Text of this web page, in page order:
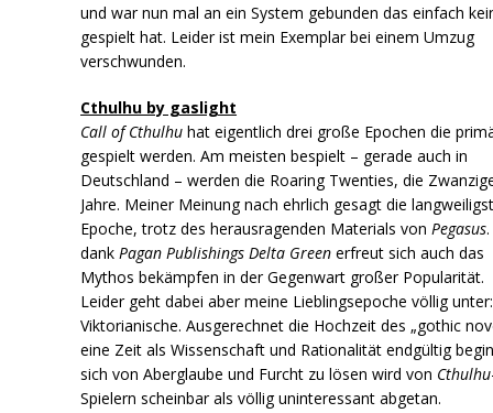
und war nun mal an ein System gebunden das einfach
gespielt hat. Leider ist mein Exemplar bei einem Umzug
verschwunden.
Cthulhu by gaslight
Call of Cthulhu hat eigentlich drei große Epochen die
gespielt werden. Am meisten bespielt – gerade auch in
Deutschland – werden die Roaring Twenties, die
Jahre. Meiner Meinung nach ehrlich gesagt die
Epoche, trotz des herausragenden Materials von Pegasus
dank Pagan Publishings Delta Green erfreut sich auch das
Mythos bekämpfen in der Gegenwart großer Popularität.
Leider geht dabei aber meine Lieblingsepoche völlig
Viktorianische. Ausgerechnet die Hochzeit des „gothic
eine Zeit als Wissenschaft und Rationalität endgültig
sich von Aberglaube und Furcht zu lösen wird von Cthulhu
Spielern scheinbar als völlig uninteressant abgetan.